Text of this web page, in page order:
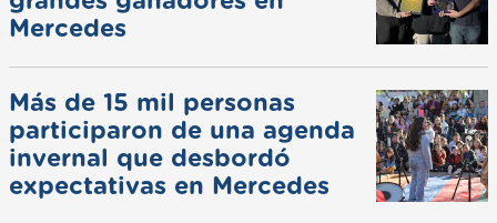
Mercedes
Más de 15 mil personas
participaron de una agenda
invernal que desbordó
expectativas en Mercedes